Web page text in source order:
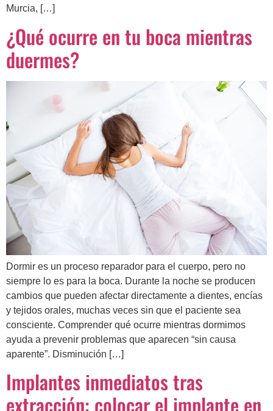
Murcia, […]
¿Qué ocurre en tu boca mientras
duermes?
Dormir es un proceso reparador para el cuerpo, pero no
siempre lo es para la boca. Durante la noche se producen
cambios que pueden afectar directamente a dientes, encías
y tejidos orales, muchas veces sin que el paciente sea
consciente. Comprender qué ocurre mientras dormimos
ayuda a prevenir problemas que aparecen “sin causa
aparente”. Disminución […]
Implantes inmediatos tras
extracción: colocar el implante en